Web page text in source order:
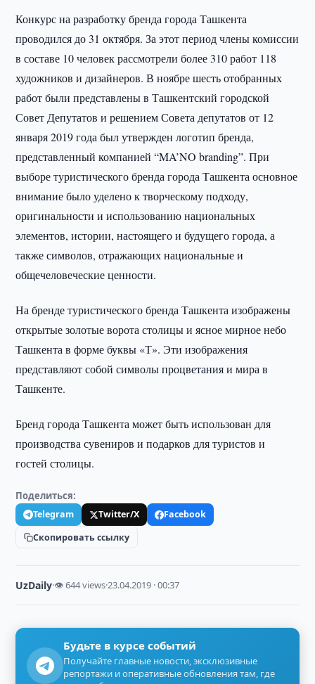
Конкурс на разработку бренда города Ташкента
проводился до 31 октября. За этот период члены комиссии
в составе 10 человек рассмотрели более 310 работ 118
художников и дизайнеров. В ноябре шесть отобранных
работ были представлены в Ташкентский городской
Совет Депутатов и решением Совета депутатов от 12
января 2019 года был утвержден логотип бренда,
представленный компанией “MA’NO branding”. При
выборе туристического бренда города Ташкента основное
внимание было уделено к творческому подходу,
оригинальности и использованию национальных
элементов, истории, настоящего и будущего города, а
также символов, отражающих национальные и
общечеловеческие ценности.
На бренде туристического бренда Ташкента изображены
открытые золотые ворота столицы и ясное мирное небо
Ташкента в форме буквы «Т». Эти изображения
представляют собой символы процветания и мира в
Ташкенте.
Бренд города Ташкента может быть использован для
производства сувениров и подарков для туристов и
гостей столицы.
Поделиться:
Telegram Twitter/X
Facebook
Скопировать ссылку
UzDaily·👁 644 views·23.04.2019 · 00:37
Будьте в курсе событий
Получайте главные новости, эксклюзивные
репортажи и оперативные обновления там, где